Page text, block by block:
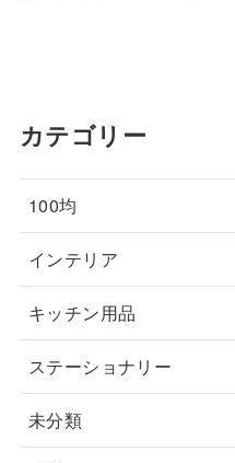
カテゴリー
100均
インテリア
キッチン用品
ステーショナリー
未分類